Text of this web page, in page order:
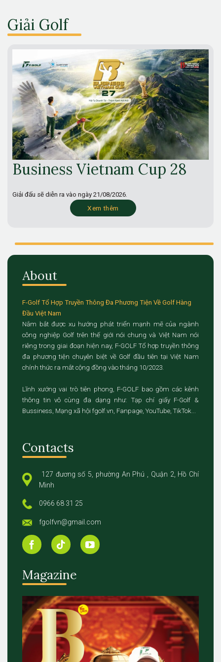
Giải Golf
Business Vietnam Cup 28
Giải đấu sẽ diễn ra vào ngày 21/08/2026.
Xem thêm
About
F-Golf Tổ Hợp Truyền Thông Đa Phương Tiện Về Golf Hàng
Đầu Việt Nam
Nắm bắt được xu hướng phát triển mạnh mẽ của ngành
công nghiệp Golf trên thế giới nói chung và Việt Nam nói
riêng trong giai đoạn hiện nay, F-GOLF Tổ hợp truyền thông
đa phương tiện chuyên biệt về Golf đầu tiên tại Việt Nam
chính thức ra mắt cộng đồng vào tháng 10/2023.
Lĩnh xướng vai trò tiên phong, F-GOLF bao gồm các kênh
thông tin vô cùng đa dạng như: Tạp chí giấy F-Golf &
Bussiness, Mạng xã hội fgolf.vn, Fanpage, YouTube, TikTok...
Contacts
127 đương số 5, phường An Phú , Quận 2, Hồ Chí
Minh
0966 68 31 25
fgolfvn@gmail.com
Magazine